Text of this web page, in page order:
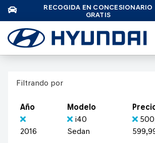
RECOGIDA EN CONCESIONARIO
GRATIS
Filtrando por
Año
2016
Modelo
i40
Sedan